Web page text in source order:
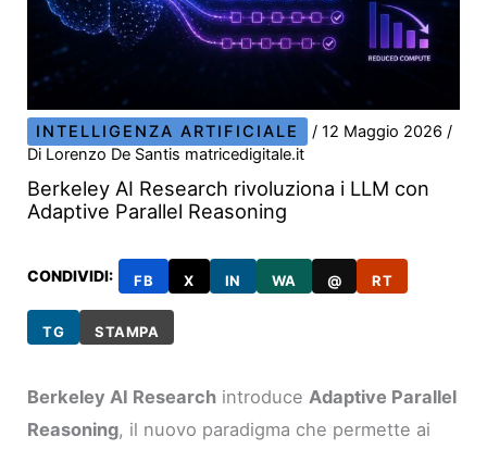
INTELLIGENZA ARTIFICIALE /12 Maggio 2026/
Di Lorenzo De Santis matricedigitale.it
Berkeley AI Research rivoluziona i LLM con
Adaptive Parallel Reasoning
CONDIVIDI: FB X IN WA @ RT
TG STAMPA
Berkeley AI Research introduce Adaptive Parallel
Reasoning, il nuovo paradigma che permette ai